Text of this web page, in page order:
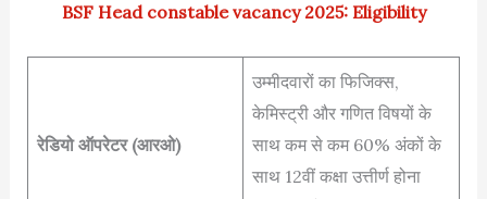
BSF Head constable vacancy 2025: Eligibility
रेडियो ऑपरेटर (आरओ)
उम्मीदवारों का फिजिक्स,
केमिस्ट्री और गणित विषयों के
साथ कम से कम 60% अंकों के
साथ 12वीं कक्षा उत्तीर्ण होना